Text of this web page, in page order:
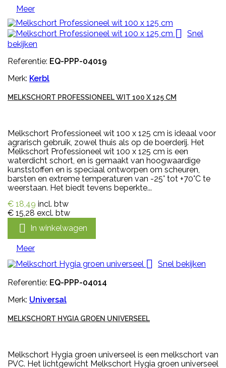
Meer

Snel
bekijken
Referentie: EQ-PPP-04019
Merk: Kerbl
MELKSCHORT PROFESSIONEEL WIT 100 X 125 CM
Melkschort Professioneel wit 100 x 125 cm is ideaal voor
agrarisch gebruik, zowel thuis als op de boerderij. Het
Melkschort Professioneel wit 100 x 125 cm is een
waterdicht schort, en is gemaakt van hoogwaardige
kunststoffen en is speciaal ontworpen om scheuren,
barsten en extreme temperaturen van -25° tot +70°C te
weerstaan. Het biedt tevens beperkte...
€ 18,49 incl. btw
€ 15,28 excl. btw
 In winkelwagen
Meer

Snel bekijken
Referentie: EQ-PPP-04014
Merk: Universal
MELKSCHORT HYGIA GROEN UNIVERSEEL
Melkschort Hygia groen universeel is een melkschort van
PVC. Het lichtgewicht Melkschort Hygia groen universeel